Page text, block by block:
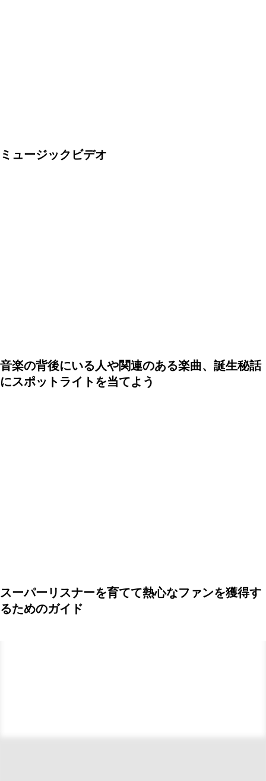
ミュージックビデオ
音楽の背後にいる人や関連のある楽曲、誕生秘話
にスポットライトを当てよう
スーパーリスナーを育てて熱心なファンを獲得す
るためのガイド